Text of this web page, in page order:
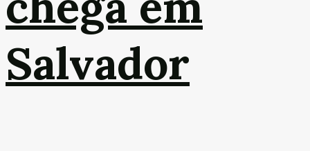
Salvador